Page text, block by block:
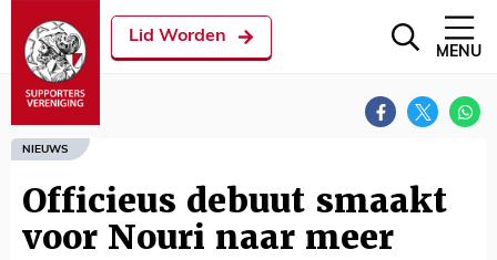
Lid Worden
MENU
NIEUWS
Officieus debuut smaakt
voor Nouri naar meer